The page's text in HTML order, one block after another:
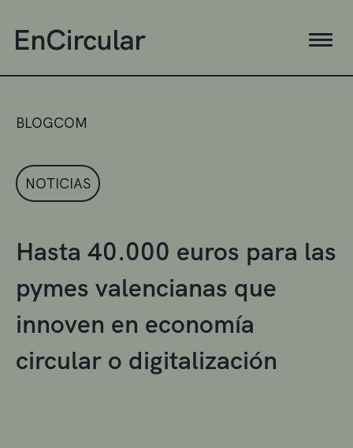
BLOGCOM
NOTICIAS
Hasta 40.000 euros para las
pymes valencianas que
innoven en economía
circular o digitalización